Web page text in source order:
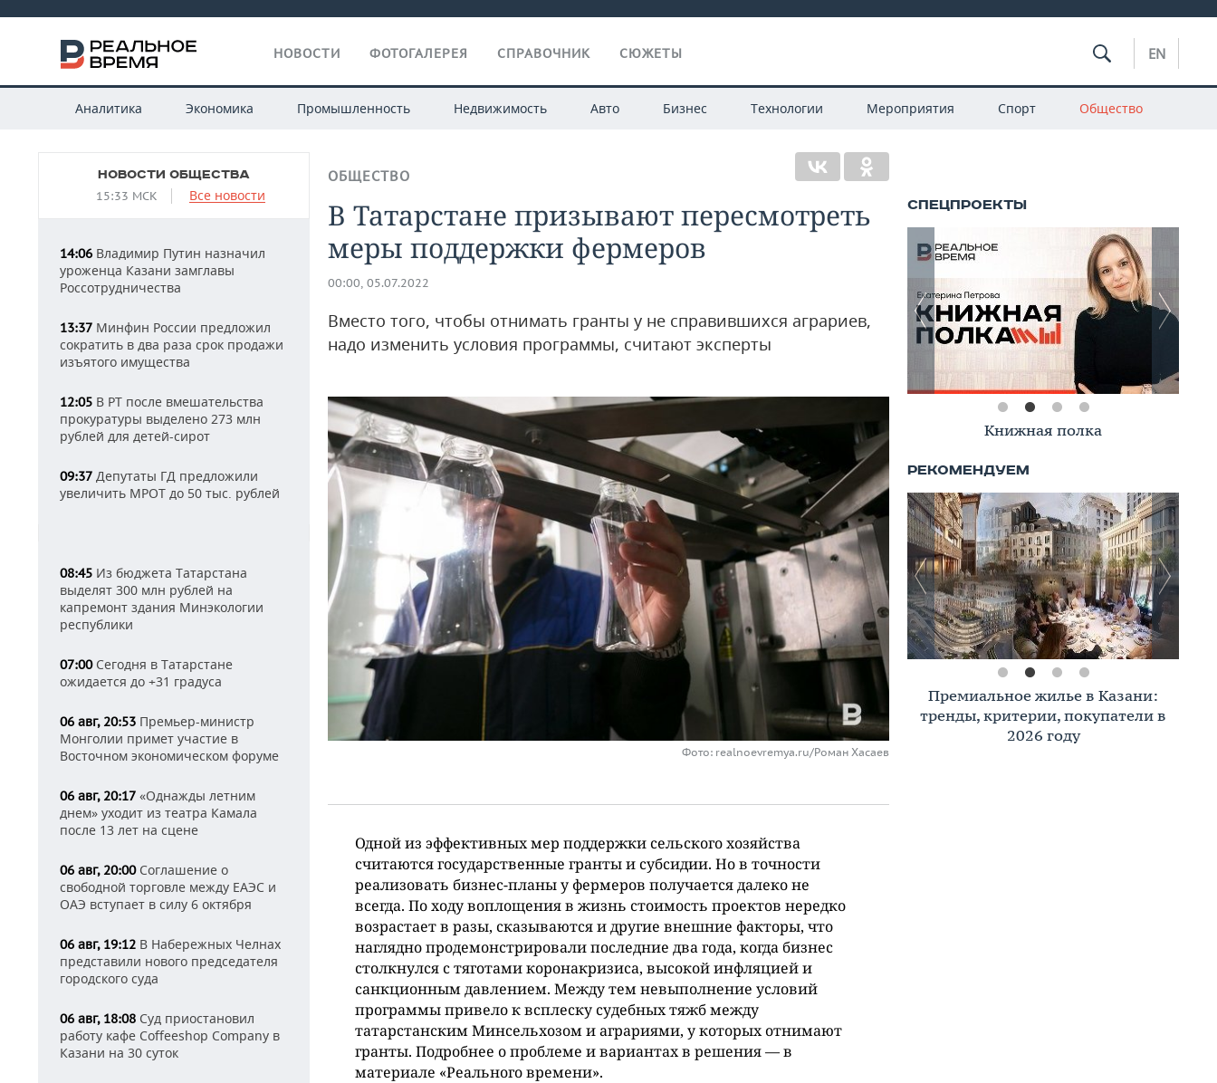
НОВОСТИ ФОТОГАЛЕРЕЯ СПРАВОЧНИК СЮЖЕТЫ EN
Аналитика Экономика Промышленность Недвижимость Авто Бизнес Технологии Мероприятия Спорт Общество
НОВОСТИ ОБЩЕСТВА
15:33 МСК Все новости
14:06 Владимир Путин назначил
уроженца Казани замглавы
Россотрудничества
13:37 Минфин России предложил
сократить в два раза срок продажи
изъятого имущества
12:05 В РТ после вмешательства
прокуратуры выделено 273 млн
рублей для детей-сирот
09:37 Депутаты ГД предложили
увеличить МРОТ до 50 тыс. рублей
08:45 Из бюджета Татарстана
выделят 300 млн рублей на
капремонт здания Минэкологии
республики
07:00Сегодня в Татарстане
ожидается до +31 градуса
06 авг, 20:53 Премьер-министр
Монголии примет участие в
Восточном экономическом форуме
06 авг, 20:17 «Однажды летним
днем» уходит из театра Камала
после 13 лет на сцене
06 авг, 20:00Соглашение о
свободной торговле между ЕАЭС и
ОАЭ вступает в силу 6 октября
06 авг, 19:12 В Набережных Челнах
представили нового председателя
городского суда
06 авг, 18:08 Суд приостановил
работу кафе Coffeeshop Company в
Казани на 30 суток
ОБЩЕСТВО
В Татарстане призывают пересмотреть
меры поддержки фермеров
00:00, 05.07.2022
Вместо того, чтобы отнимать гранты у не справившихся аграриев,
надо изменить условия программы, считают эксперты
Фото: realnoevremya.ru/Роман Хасаев
Одной из эффективных мер поддержки сельского хозяйства
считаются государственные гранты и субсидии. Но в точности
реализовать бизнес-планы у фермеров получается далеко не
всегда. По ходу воплощения в жизнь стоимость проектов нередко
возрастает в разы, сказываются и другие внешние факторы, что
наглядно продемонстрировали последние два года, когда бизнес
столкнулся с тяготами коронакризиса, высокой инфляцией и
санкционным давлением. Между тем невыполнение условий
программы привело к всплеску судебных тяжб между
татарстанским Минсельхозом и аграриями, у которых отнимают
гранты. Подробнее о проблеме и вариантах в решения — в
материале «Реального времени».
Книжная полка
Премиальное жилье в Казани:
тренды, критерии, покупатели в
2026 году